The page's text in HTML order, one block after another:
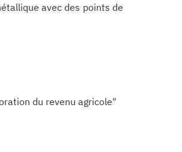
avec des points de
du revenu agricole"